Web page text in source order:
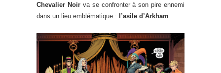
Chevalier Noirva se confronter à son pire ennemi
dans un lieu emblématique :
l’asile d’Arkham